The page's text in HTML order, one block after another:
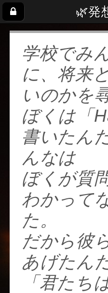
🌿発
学校でみ
に、将来
いのかを
ぼくは「
書いたん
んなは
ぼくが質
わかって
た。
だから彼
あげたんだ
「君たち